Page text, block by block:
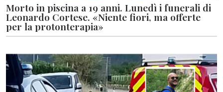
Morto in piscina a 19 anni. Lunedì i funerali di
Leonardo Cortese. «Niente fiori, ma offerte
per la protonterapia»